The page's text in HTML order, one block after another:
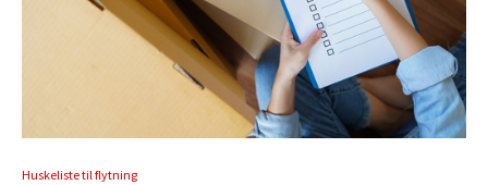
Huskeliste til flytning